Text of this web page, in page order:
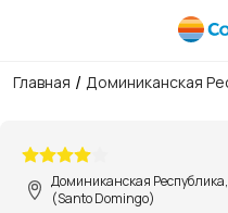
Главная / Доминиканская
Доминиканская
(Santo Domingo)